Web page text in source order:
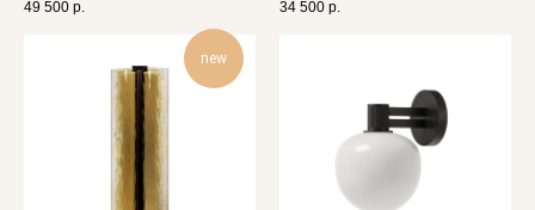
49 500 р. 34 500 р.
new